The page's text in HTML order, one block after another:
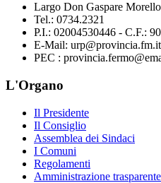
Largo Don Gaspare
Tel.: 0734.2321
P.I.: 02004530446 - C.F.:
E-Mail: urp@provincia.fm.it
PEC :
L'Organo
Il Presidente
Il Consiglio
Assemblea dei Sindaci
I Comuni
Regolamenti
Amministrazione trasparente